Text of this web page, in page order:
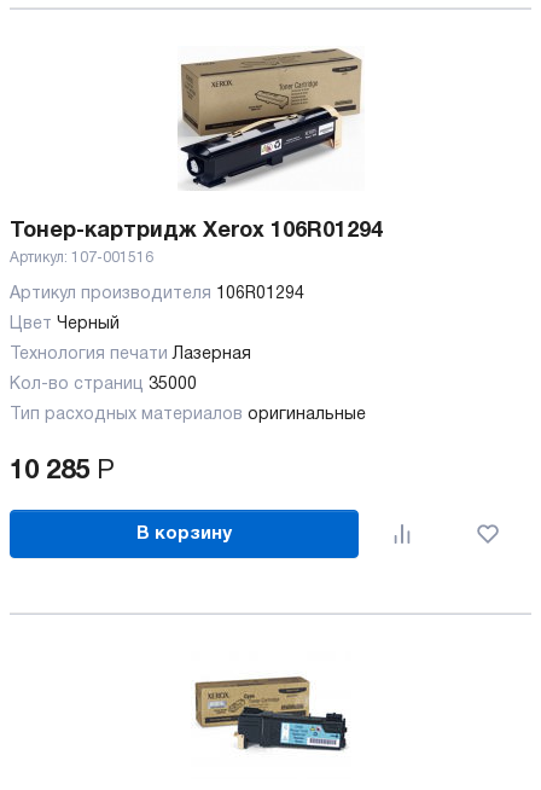
Тонер-картридж Xerox 106R01294
Артикул: 107-001516
Артикул производителя
106R01294
Цвет Черный
Технология печатиЛазерная
Кол-во страниц 35000
Тип расходных материалов оригинальные
10 285 Р
В корзину